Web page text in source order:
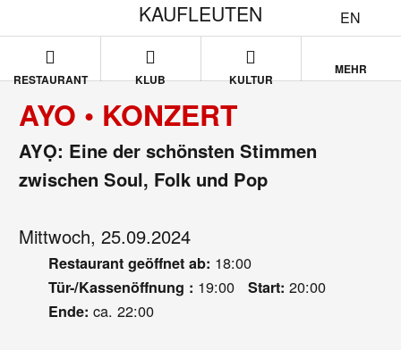
EN
KAUFLEUTEN
RESTAURANT KLUB KULTUR
MEHR
AYO • KONZERT
AYỌ: Eine der schönsten Stimmen
zwischen Soul, Folk und Pop
Mittwoch, 25.09.2024
Restaurant geöffnet ab: 18:00
Tür-/Kassenöffnung : 19:00 Start: 20:00
Ende: ca. 22:00